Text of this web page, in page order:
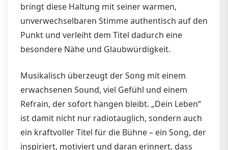
bringt diese Haltung mit seiner warmen,
unverwechselbaren Stimme authentisch auf den
Punkt und verleiht dem Titel dadurch eine
besondere Nähe und Glaubwürdigkeit.
Musikalisch überzeugt der Song mit einem
erwachsenen Sound, viel Gefühl und einem
Refrain, der sofort hängen bleibt. „Dein Leben“
ist damit nicht nur radiotauglich, sondern auch
ein kraftvoller Titel für die Bühne – ein Song, der
inspiriert, motiviert und daran erinnert, dass